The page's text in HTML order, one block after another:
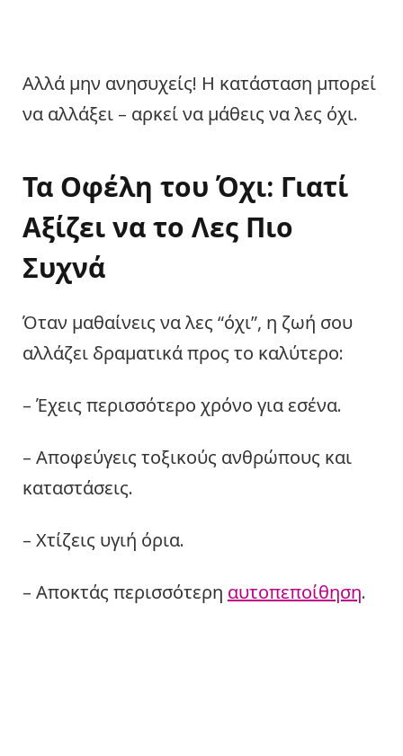
Αλλά μην ανησυχείς! Η κατάσταση μπορεί
να αλλάξει – αρκεί να μάθεις να λες όχι.
Τα Οφέλη του Όχι: Γιατί
Αξίζει να το Λες Πιο
Συχνά
Όταν μαθαίνεις να λες “όχι”, η ζωή σου
αλλάζει δραματικά προς το καλύτερο:
– Έχεις περισσότερο χρόνο για εσένα.
– Αποφεύγεις τοξικούς ανθρώπους και
καταστάσεις.
– Χτίζεις υγιή όρια.
– Αποκτάς περισσότερη αυτοπεποίθηση.